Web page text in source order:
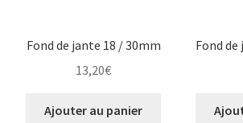
Fond de jante 18 / 30mm
13,20€
Ajouter au panier
Fond